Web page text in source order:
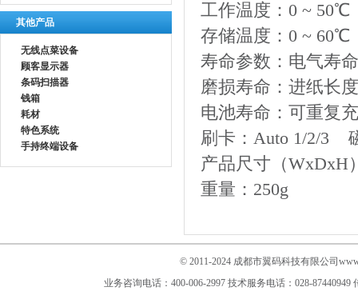
其他产品
无线点菜设备
顾客显示器
条码扫描器
钱箱
耗材
特色系统
手持终端设备
工作温度： 0 ~ 50℃
存储温度： 0 ~ 60℃
寿命参数：电气寿命
磨损寿命：进纸长度
电池寿命：可重复
刷卡： Auto 1/2/3
产品尺寸（WxDxH
重量： 250g
© 2011-2024 成都市翼码科技有限公司
业务咨询电话：400-006-2997 技术服务电话：028-87440949